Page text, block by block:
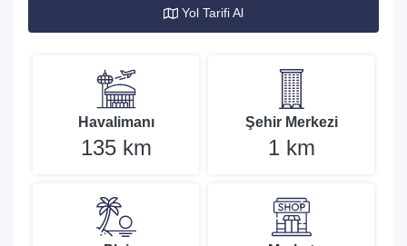
Yol Tarifi Al
Havalimanı
135 km
Şehir Merkezi
1 km